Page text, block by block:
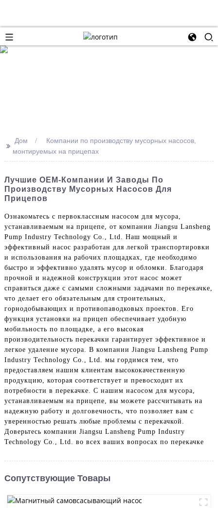
>> Дом
Компании по производству мусорных насосов,
монтируемых на прицепах
Лучшие OEM-Компании И Заводы По
Производству Мусорных Насосов Для
Прицепов
Ознакомьтесь с первоклассным насосом для мусора,
устанавливаемым на прицепе, от компании Jiangsu Lansheng
Pump Industry Technology Co., Ltd. Наш мощный и
эффективный насос разработан для легкой транспортировки
и использования на рабочих площадках, где необходимо
быстро и эффективно удалять мусор и обломки. Благодаря
прочной и надежной конструкции этот насос может
справиться даже с самыми сложными задачами по перекачке,
что делает его обязательным для строительных,
горнодобывающих и противопаводковых проектов. Его
функция установки на прицеп обеспечивает удобную
мобильность по площадке, а его высокая
производительность перекачки гарантирует эффективное и
легкое удаление мусора. В компании Jiangsu Lansheng Pump
Industry Technology Co., Ltd. мы гордимся тем, что
предоставляем нашим клиентам высококачественную
продукцию, которая соответствует и превосходит их
потребности в перекачке. С нашим насосом для мусора,
устанавливаемым на прицепе, вы можете рассчитывать на
надежную работу и долговечность, что позволяет вам с
уверенностью решать любые проблемы с перекачкой.
Доверьтесь компании Jiangsu Lansheng Pump Industry
Technology Co., Ltd. во всех ваших вопросах по перекачке
Сопутствующие Товары